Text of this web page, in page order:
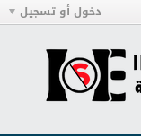
دخول أو تسجيل